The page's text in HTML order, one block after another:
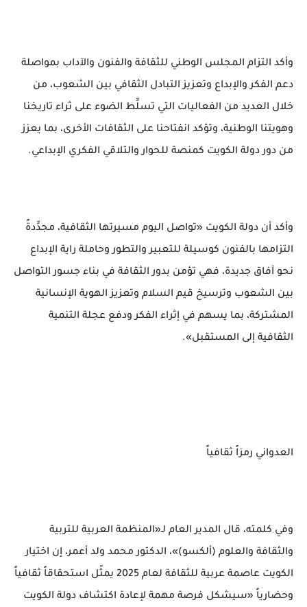
وأكد التزام المجلس الوطني للثقافة والفنون والآداب بمواصلة
دعم الفكر والإبداع وتعزيز التبادل الثقافي بين الشعوب، من
خلال العديد من الفعاليات التي تسلِّط الضوء على ثراء تاريخنا
وهويتنا الوطنية، وتؤكد انفتاحنا على الثقافات الأخرى، بما يعزز
من دور دولة الكويت كمنصة للحوار والتلاقي الفكري الإبداعي.
وأكد أن دولة الكويت «تواصل اليوم مسيرتها الثقافية، مجدِّدةً
التزامها بالفنون كوسيلة للتعبير والتطور وحاملة راية الإبداع
نحو آفاق جديدة، فهي تؤمن بدور الثقافة في بناء جسور التواصل
بين الشعوب وترسيخ قيم السلام وتعزيز الهوية الإنسانية
المشتركة، بما يسهم في إثراء الفكر ودفع عجلة التنمية
الثقافية إلى المستقبل».
العدواني رمزاً ثقافياً
وفي كلمته، قال المدير العام لـ«المنظمة العربية للتربية
والثقافة والعلوم (ألكسو)»، الدكتور محمد ولد أعمر، إن اختيار
الكويت عاصمة عربية للثقافة لعام 2025 يمثّل استحقاقاً ثقافياً
وحضارياً «سيشكل فرصة مهمة لإعادة اكتشاف دولة الكويت